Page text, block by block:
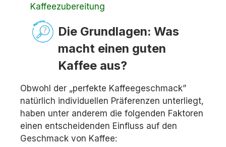
Kaffeezubereitung
Die Grundlagen: Was
macht einen guten
Kaffee aus?
Obwohl der „perfekte Kaffeegeschmack”
natürlich individuellen Präferenzen unterliegt,
haben unter anderem die folgenden Faktoren
einen entscheidenden Einfluss auf den
Geschmack von Kaffee: